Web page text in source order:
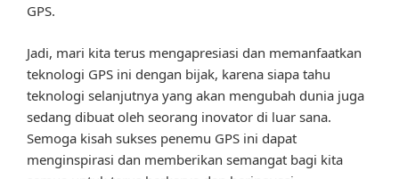
GPS.
Jadi, mari kita terus mengapresiasi dan memanfaatkan
teknologi GPS ini dengan bijak, karena siapa tahu
teknologi selanjutnya yang akan mengubah dunia juga
sedang dibuat oleh seorang inovator di luar sana.
Semoga kisah sukses penemu GPS ini dapat
menginspirasi dan memberikan semangat bagi kita